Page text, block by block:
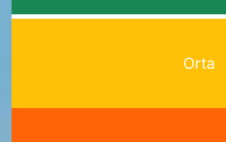
Orta